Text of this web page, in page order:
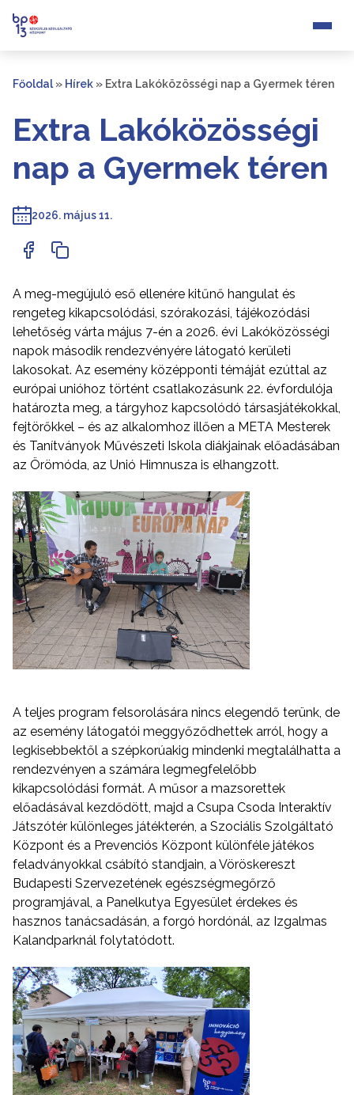
Főoldal » Hírek » Extra Lakóközösségi nap a Gyermek téren
Extra Lakóközösségi
nap a Gyermek téren
2026. május 11.
A meg-megújuló eső ellenére kitűnő hangulat és
rengeteg kikapcsolódási, szórakozási, tájékozódási
lehetőség várta május 7-én a 2026. évi Lakóközösségi
napok második rendezvényére látogató kerületi
lakosokat. Az esemény középponti témáját ezúttal az
európai unióhoz történt csatlakozásunk 22. évfordulója
határozta meg, a tárgyhoz kapcsolódó társasjátékokkal,
fejtörőkkel – és az alkalomhoz illően a META Mesterek
és Tanítványok Művészeti Iskola diákjainak előadásában
az Örömóda, az Unió Himnusza is elhangzott.
A teljes program felsorolására nincs elegendő terünk, de
az esemény látogatói meggyőződhettek arról, hogy a
legkisebbektől a szépkorúakig mindenki megtalálhatta a
rendezvényen a számára legmegfelelőbb
kikapcsolódási formát. A műsor a mazsorettek
előadásával kezdődött, majd a Csupa Csoda Interaktív
Játszótér különleges játékterén, a Szociális Szolgáltató
Központ és a Prevenciós Központ különféle játékos
feladványokkal csábító standjain, a Vöröskereszt
Budapesti Szervezetének egészségmegőrző
programjával, a Panelkutya Egyesület érdekes és
hasznos tanácsadásán, a forgó hordónál, az Izgalmas
Kalandparknál folytatódott.